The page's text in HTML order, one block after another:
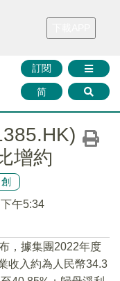
財華證券 媒體矩陣
訂閱
简
增約
午5:34
，據集團2022年度
收入約為人民幣34.3